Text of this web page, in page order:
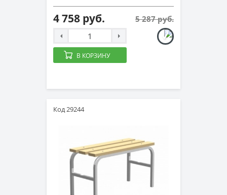
4 758 руб. 5 287 руб.
В КОРЗИНУ
Код 29244